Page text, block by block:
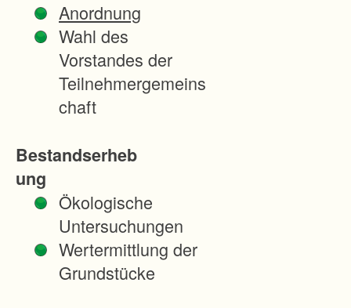
Eine Besonderheit
der Landschaft wird
neue Wege- und
Gewässernetz wird
Anordnung
Wahl des
Vorstandes der
Teilnehmergemeins
chaft
Bestandserheb
ung
Ökologische
Untersuchungen
Wertermittlung der
Grundstücke